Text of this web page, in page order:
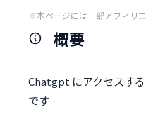
※本ページには一部アフィリ
概要
Chatgpt にアクセスす
です